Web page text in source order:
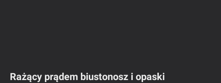
Rażący prądem biustonosz i opaski